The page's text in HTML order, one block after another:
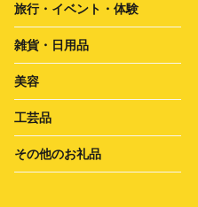
旅行・イベント・体験
雑貨・日用品
美容
工芸品
その他のお礼品